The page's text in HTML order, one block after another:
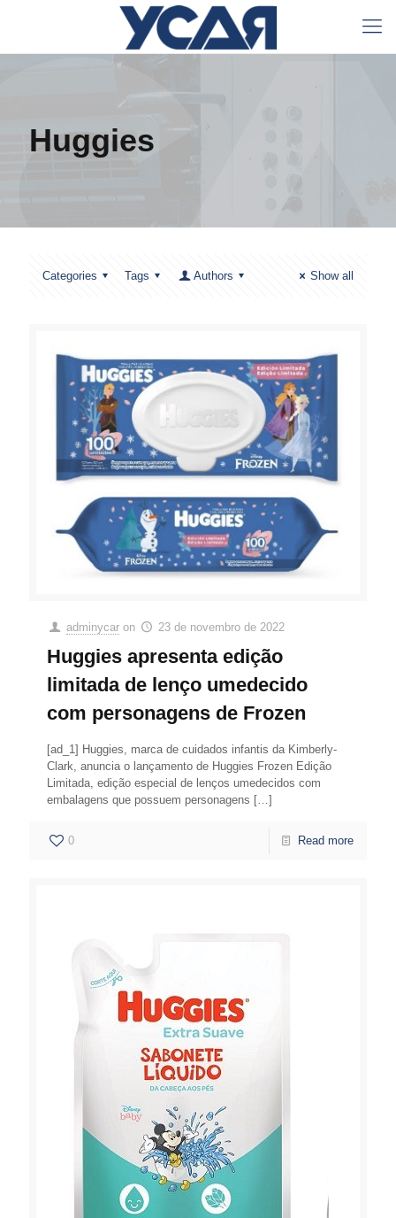
Huggies
Categories Tags Authors Show all
adminycar on 23 de novembro de 2022
Huggies apresenta edição
limitada de lenço umedecido
com personagens de Frozen
[ad_1] Huggies, marca de cuidados infantis da Kimberly-
Clark, anuncia o lançamento de Huggies Frozen Edição
Limitada, edição especial de lenços umedecidos com
embalagens que possuem personagens […]
0 Read more